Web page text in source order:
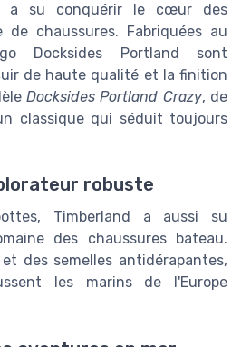
a su conquérir le cœur des
chaussures. Fabriquées au
Docksides Portland sont
de haute qualité et la finition
Docksides Portland Crazy, de
classique qui séduit toujours
robuste
Timberland a aussi su
des chaussures bateau.
des semelles antidérapantes,
les marins de l'Europe